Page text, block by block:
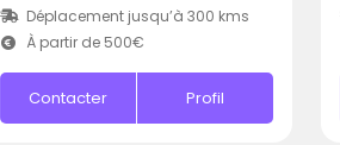
Déplacement jusqu’à 300 kms
À partir de 500€
Contacter Profil